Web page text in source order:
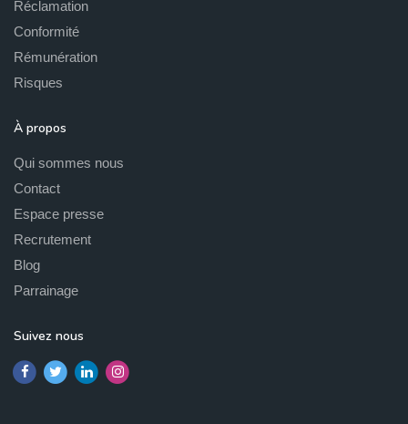
Réclamation
Conformité
Rémunération
Risques
À propos
Qui sommes nous
Contact
Espace presse
Recrutement
Blog
Parrainage
Suivez nous